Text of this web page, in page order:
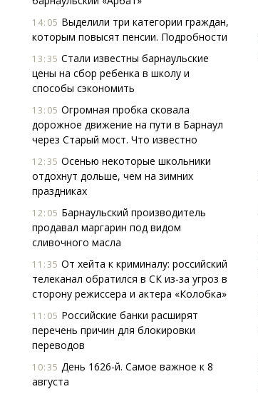
14:05 Выделили три категории граждан,
которым повысят пенсии. Подробности
13:35 Стали известны барнаульские
цены на сбор ребенка в школу и
способы сэкономить
13:05 Огромная пробка сковала
дорожное движение на пути в Барнаул
через Старый мост. Что известно
12:35 Осенью некоторые школьники
отдохнут дольше, чем на зимних
праздниках
12:05 Барнаульский производитель
продавал маргарин под видом
сливочного масла
11:35 От хейта к криминалу: российский
телеканал обратился в СК из-за угроз в
сторону режиссера и актера «Колобка»
11:05 Российские банки расширят
перечень причин для блокировки
переводов
10:35 День 1626-й. Самое важное к 8
августа